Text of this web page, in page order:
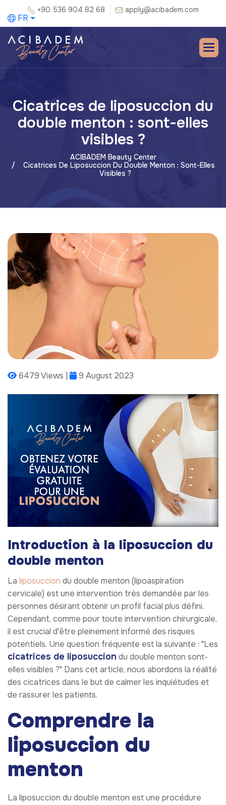
+90 536 904 82 68 apply@acibadem.com
FR
Cicatrices de liposuccion du
double menton : sont-elles
visibles ?
ACIBADEM Beauty Center
Cicatrices De Liposuccion Du Double Menton : Sont-Elles
Visibles ?
6479 Views | 9 August 2023
Introduction à la liposuccion du
double menton
La liposuccion du double menton (lipoaspiration
cervicale) est une intervention très demandée par les
personnes désirant obtenir un profil facial plus défini.
Cependant, comme pour toute intervention chirurgicale,
il est crucial d'être pleinement informé des risques
potentiels. Une question fréquente est la suivante : "Les
cicatrices de liposuccion du double menton sont-
elles visibles ?" Dans cet article, nous abordons la réalité
des cicatrices dans le but de calmer les inquiétudes et
de rassurer les patients.
Comprendre la
liposuccion du
menton
La liposuccion du double menton est une procédure